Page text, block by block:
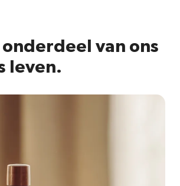
onderdeel van ons
leven.